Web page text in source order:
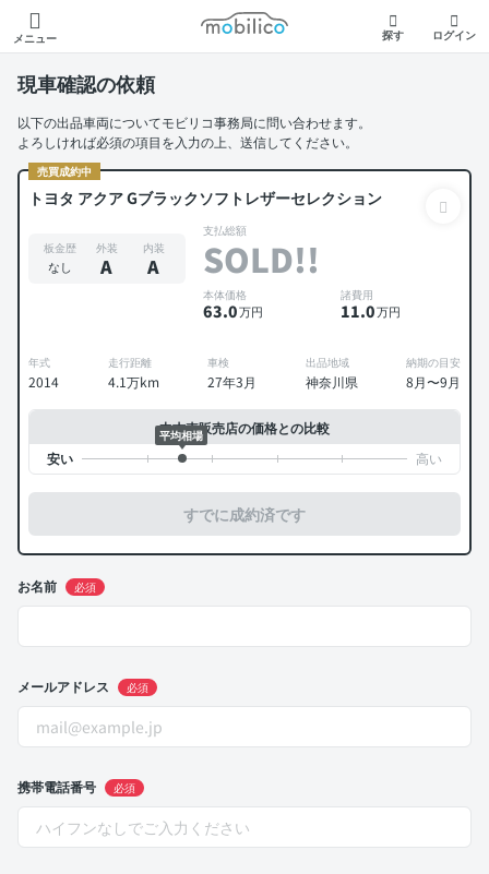
メニュー
モビリコ
探す ログイン
現車確認の依頼
以下の出品車両についてモビリコ事務局に問い合わせます。
よろしければ必須の項目を入力の上、送信してください。
売買成約中
トヨタ アクア Gブラックソフトレザーセレクション
板金歴
なし
外装
A
内装
A
支払総額
SOLD!!
本体価格
63.0万円
諸費用
11.0万円
年式
2014
走行距離
4.1万km
車検
27年3月
出品地域
神奈川県
納期の目安
8月〜9月
中古車販売店の価格との比較
平均相場
すでに成約済です
お名前 必須
メールアドレス 必須
携帯電話番号 必須